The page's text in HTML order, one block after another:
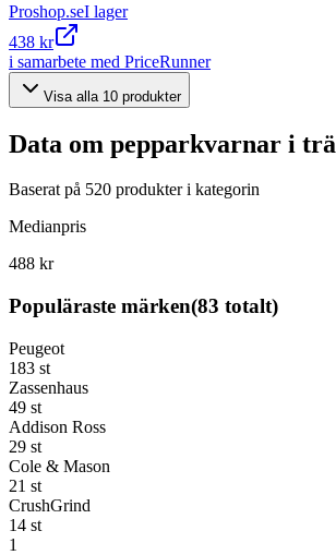
Proshop.seI lager
438 kr
i samarbete med PriceRunner
Visa alla 10 produkter
Data om pepparkvarnar i trä
Baserat på 520 produkter i kategorin
Medianpris
488 kr
Populäraste märken(83 totalt)
Peugeot
183 st
Zassenhaus
49 st
Addison Ross
29 st
Cole & Mason
21 st
CrushGrind
14 st
1